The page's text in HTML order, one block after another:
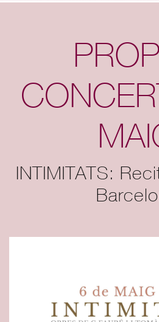
INTIMITATS: